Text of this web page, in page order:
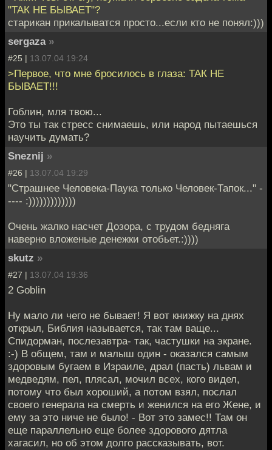
"ТАК НЕ БЫВАЕТ"?
старикан прикалыватся просто...если кто не понял:)))
sergaza »
#25 | 13.07.04 19:24
>Первое, что мне бросилось в глаза: ТАК НЕ
БЫВАЕТ!!!
Гоблин, мля твою...
Это ты так стресс снимаешь, или народ пытаешься
научить думать?
Sneznij »
#26 | 13.07.04 19:29
"Страшнее Человека-Паука только Человек-Тапок..." -
---- :)))))))))))))
Очень жалко насчет Дозора, с трудом бедняга
наверно вложеные денежки отобьет.:))))
skutz »
#27 | 13.07.04 19:36
2 Goblin
Ну мало ли чего не бывает! Я вот книжку на днях
открыл, Библия называется, так там ваще...
Спидорман, послезавтра- так, частушки на экране.
:-) В общем, там и малыш один - оказался самым
здоровым бугаем в Израиле, драл (пасть) львам и
медведям, пел, плясал, мочил всех, кого видел,
потому что был хороший, а потом взял, послал
своего генерала на смерть и женился на его Жене, и
ему за это ниче не было! - Вот это замес!! Там он
еще параллельно еще более здорового дятла
хагасил, но об этом долго рассказывать, вот.